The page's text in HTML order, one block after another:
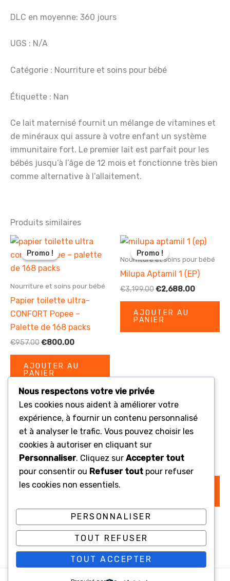
DLC en moyenne: 360 jours
UGS : N/A
Catégorie : Nourriture et soins pour bébé
Étiquette : Nan
Ce lait maternisé fournit un mélange de vitamines et
de minéraux qui assure à votre enfant un système
immunitaire fort. Le premier lait est parfait pour les
bébés jusqu’à l’âge de 12 mois et fonctionne très bien
comme alternative à l’allaitement.
Produits similaires
Promo !
Promo !
Nourriture et soins pour bébé
Papier toilette ultra-
CONFORT Popee –
Palette de 168 packs
€957.00Le
était :
€957.00.
€800.00Le
est :
€800.00.
AJOUTER AU
PANIER
Promo !
Promo !
Nourriture et soins pour bébé
Milupa Aptamil 1 (EP)
€3,199.00Le
était :
€2,688.00Le
AJOUTER AU
PANIER
Promo !
Promo !
Nourriture et soins pour bébé
Soins Premium Pampers
1,099.00Le
initial
€1,099.00.
€896.00 Le
actuel
est :
€896.00.
AJOUTER AU
Nourriture et soins pour bébé
Nestlé NAN Optipro 3
€ 2,304.00
Nous respectons votre vie privée
Les cookies nous aident à améliorer votre
expérience, à fournir un contenu personnalisé
et à analyser le trafic. Vous pouvez choisir les
cookies à autoriser en cliquant sur
Personnaliser. Cliquez sur Accepter tout
pour consentir ou Refuser tout pour refuser
les cookies non essentiels.
PERSONNALISER
TOUT REFUSER
TOUT ACCEPTER